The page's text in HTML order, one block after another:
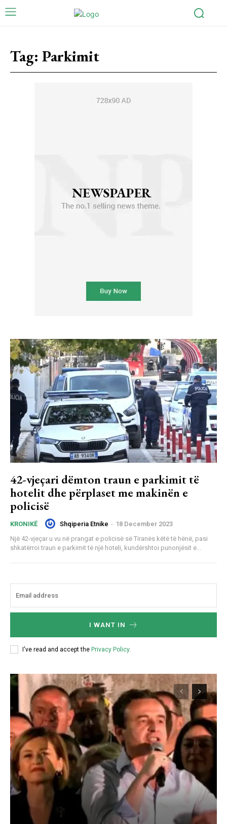
Tag: Parkimit
42-vjeçari dëmton traun e parkimit të
hotelit dhe përplaset me makinën e
policisë
KRONIKË Shqiperia Etnike - 18 December 2023
Një 42-vjeçar u vu në prangat e policisë së Tiranës këtë të hënë, pasi
shkatërroi traun e parkimit të një hoteli, kundërshtoi punonjësit e...
I WANT IN
I've read and accept the Privacy Policy.